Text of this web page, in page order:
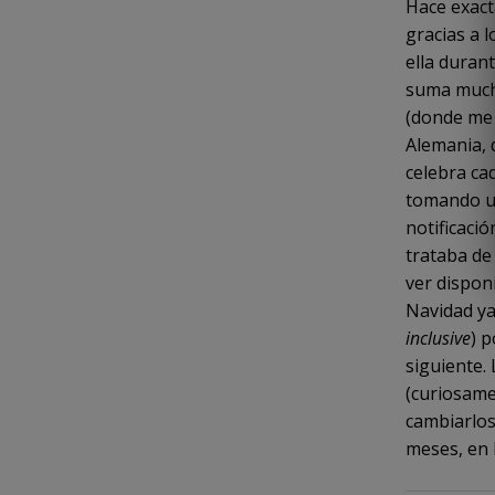
Hace
gracias a
ella
suma
(donde
Alemania,
celebra
tomando
trataba de
ver
Navidad
inclusive)
siguiente.
meses, en